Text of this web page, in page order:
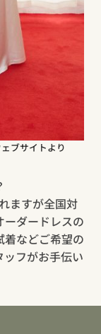
ブサイトより
ますが全国対
ダードレスの
などご希望の
フがお手伝い